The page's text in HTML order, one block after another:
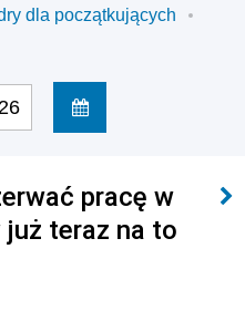
dla początkujących
pracę w
już teraz na to